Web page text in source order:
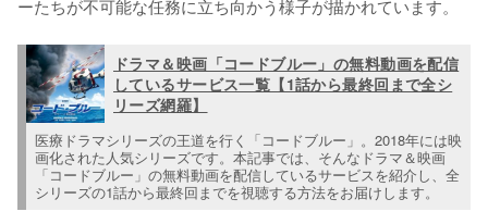
ーたちが不可能な任務に立ち向かう様子が描かれています。
ドラマ＆映画「コードブルー」の無料動画を配信
しているサービス一覧【1話から最終回まで全シ
リーズ網羅】
医療ドラマシリーズの王道を行く「コードブルー」。2018年には映
画化された人気シリーズです。本記事では、そんなドラマ＆映画
「コードブルー」の無料動画を配信しているサービスを紹介し、全
シリーズの1話から最終回までを視聴する方法をお届けします。